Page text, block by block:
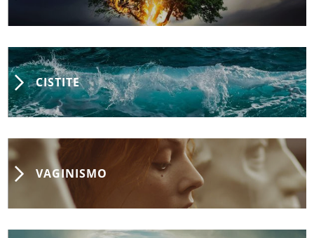
CISTITE
VAGINISMO